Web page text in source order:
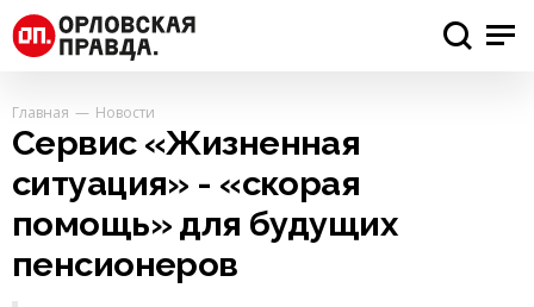
Главная Новости
Сервис «Жизненная
ситуация» - «скорая
помощь» для будущих
пенсионеров